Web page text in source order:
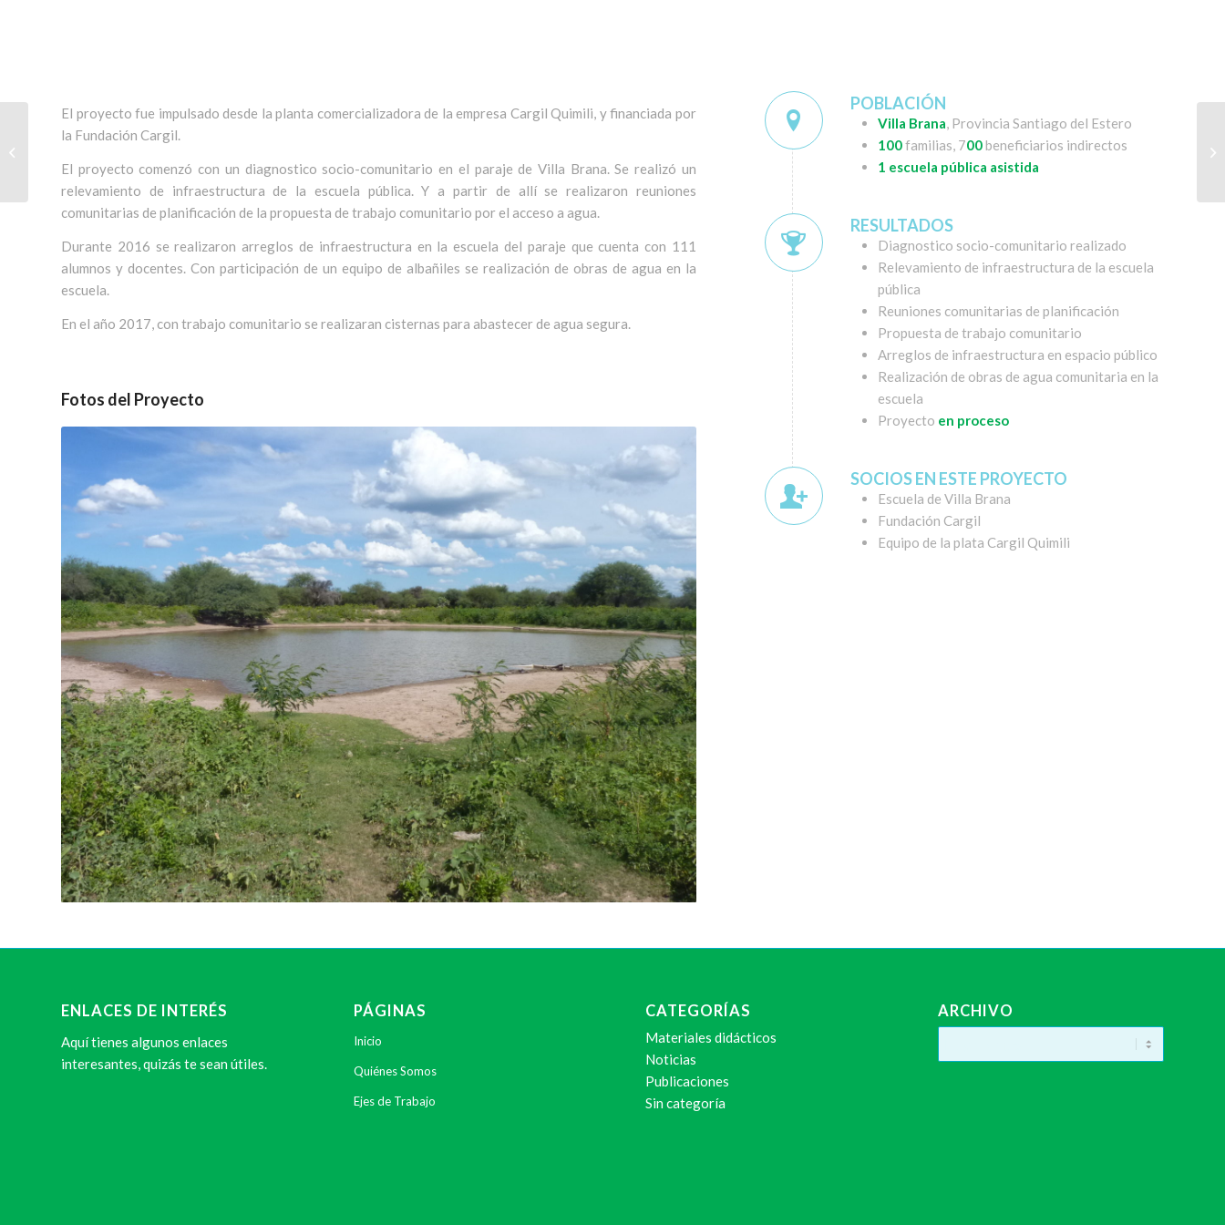
El proyecto fue impulsado desde la planta comercializadora de la empresa Cargil Quimili, y financiada por
la Fundación Cargil.
El proyecto comenzó con un diagnostico socio-comunitario en el paraje de Villa Brana. Se realizó un
relevamiento de infraestructura de la escuela pública. Y a partir de allí se realizaron reuniones
comunitarias de planificación de la propuesta de trabajo comunitario por el acceso a agua.
Durante 2016 se realizaron arreglos de infraestructura en la escuela del paraje que cuenta con 111
alumnos y docentes. Con participación de un equipo de albañiles se realización de obras de agua en la
escuela.
En el año 2017, con trabajo comunitario se realizaran cisternas para abastecer de agua segura.
Fotos del Proyecto
POBLACIÓN
Villa Brana , Provincia Santiago del Estero
100familias, 700beneficiarios indirectos
1 escuela pública asistida
RESULTADOS
Diagnostico socio-comunitario realizado
Relevamiento de infraestructura de la escuela
pública
Reuniones comunitarias de planificación
Propuesta de trabajo comunitario
Arreglos de infraestructura en espacio público
Realización de obras de agua comunitaria en la
escuela
Proyecto en proceso
SOCIOS EN ESTE PROYECTO
Escuela de Villa Brana
Fundación Cargil
Equipo de la plata Cargil Quimili
ENLACES DE INTERÉS
Aquí tienes algunos enlaces
interesantes, quizás te sean útiles.
PÁGINAS
Inicio
Quiénes Somos
Ejes de Trabajo
CATEGORÍAS
Materiales didácticos
Noticias
Publicaciones
Sin categoría
ARCHIVO
Proyecto DAPED – El
Jacaranda II, Chaco